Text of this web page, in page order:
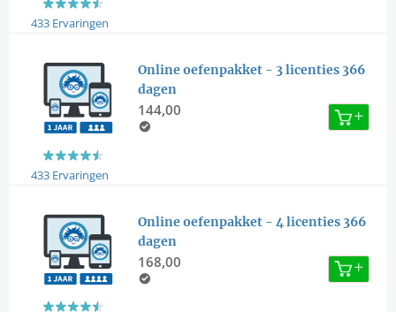
433 Ervaringen
433 Ervaringen
Online oefenpakket - 3 licenties 366
dagen
144,00
Online oefenpakket - 4 licenties 366
dagen
168,00